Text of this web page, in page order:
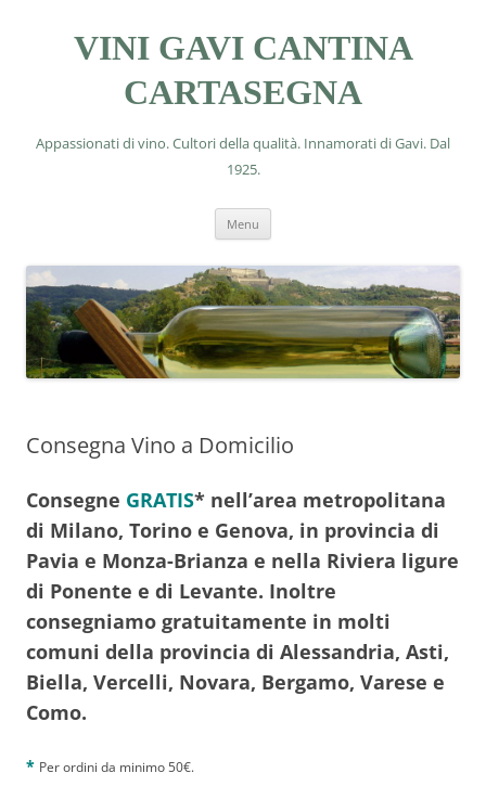
VINI GAVI CANTINA
CARTASEGNA
Appassionati di vino. Cultori della qualità. Innamorati di Gavi. Dal
1925.
Menu
Consegna Vino a Domicilio
Consegne GRATIS* nell’area metropolitana
di Milano, Torino e Genova, in provincia di
Pavia e Monza-Brianza e nella Riviera ligure
di Ponente e di Levante. Inoltre
consegniamo gratuitamente in molti
comuni della provincia di Alessandria, Asti,
Biella, Vercelli, Novara, Bergamo, Varese e
Como.
* Per ordini da minimo 50€.